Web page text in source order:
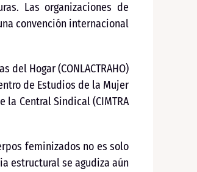
Las organizaciones de
convención internacional
Hogar (CONLACTRAHO)
de Estudios de la Mujer
Central Sindical (CIMTRA
feminizados no es solo
estructural se agudiza aún